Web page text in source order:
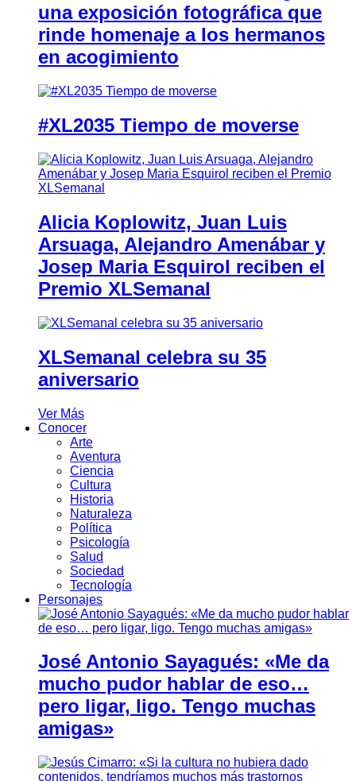
una exposición fotográfica que
rinde homenaje a los hermanos
en acogimiento
#XL2035 Tiempo de moverse
Alicia Koplowitz, Juan Luis
Arsuaga, Alejandro Amenábar y
Josep Maria Esquirol reciben el
Premio XLSemanal
XLSemanal celebra su 35
aniversario
Ver Más
Conocer
Arte
Aventura
Ciencia
Cultura
Historia
Naturaleza
Política
Psicología
Salud
Sociedad
Tecnología
Personajes
José Antonio Sayagués: «Me da
mucho pudor hablar de eso…
pero ligar, ligo. Tengo muchas
amigas»